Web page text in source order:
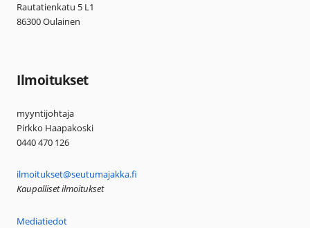
Rautatienkatu 5 L1
86300 Oulainen
Ilmoitukset
myyntijohtaja
Pirkko Haapakoski
0440 470 126
ilmoitukset@seutumajakka.fi
Kaupalliset ilmoitukset
Mediatiedot